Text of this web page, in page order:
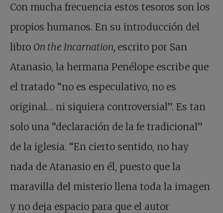
Con mucha frecuencia estos tesoros son los
propios humanos. En su introducción del
libro On the Incarnation, escrito por San
Atanasio, la hermana Penélope escribe que
el tratado “no es especulativo, no es
original… ni siquiera controversial”. Es tan
solo una “declaración de la fe tradicional”
de la iglesia. “En cierto sentido, no hay
nada de Atanasio en él, puesto que la
maravilla del misterio llena toda la imagen
y no deja espacio para que el autor